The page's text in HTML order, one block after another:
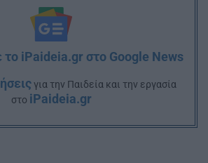
το iPaideia.gr στο Google News
για την Παιδεία και την εργασία
στο iPaideia.gr